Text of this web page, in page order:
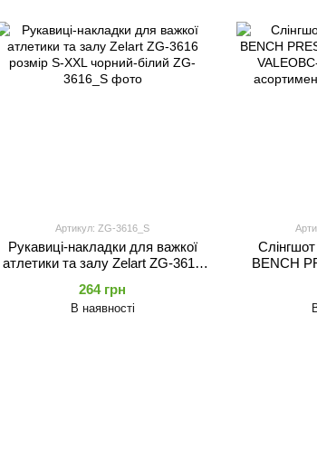
Артикул: ZG-3616_S
Рукавиці-накладки для важкої
атлетики та залу Zelart ZG-3616
264 грн
В наявності
BENCH
в